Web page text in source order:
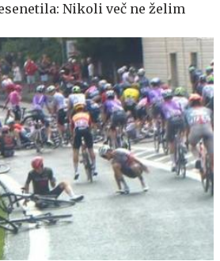
Nikoli več ne želim